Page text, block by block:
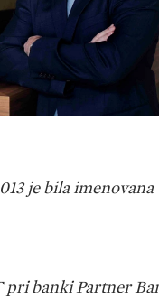
je bila imenovana
pri banki Partner